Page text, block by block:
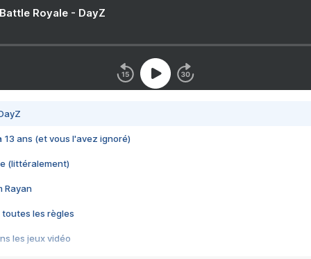
Royale - DayZ
13 ans (et vous l'avez ignoré)
(littéralement)
Rayan
toutes les règles
les jeux vidéo